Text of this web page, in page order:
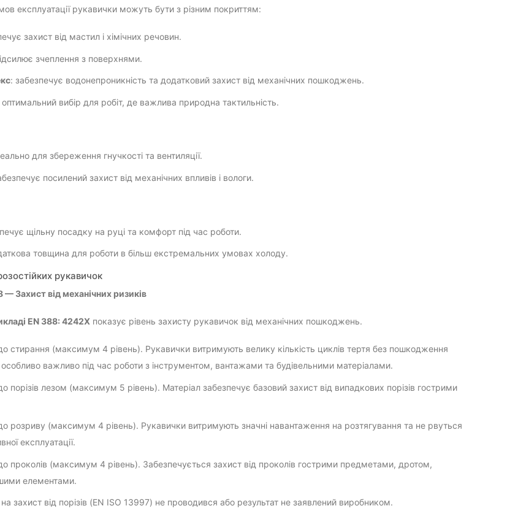
експлуатації рукавички можуть бути з різним покриттям:
захист від мастил і хімічних речовин.
зчеплення з поверхнями.
: забезпечує водонепроникність та додатковий захист від механічних пошкоджень.
вибір для робіт, де важлива природна тактильність.
для збереження гнучкості та вентиляції.
посилений захист від механічних впливів і вологи.
щільну посадку на руці та комфорт під час роботи.
товщина для роботи в більш екстремальних умовах холоду.
рукавичок
— Захист від механічних ризиків
EN 388: 4242X показує рівень захисту рукавичок від механічних пошкоджень.
стирання (максимум 4 рівень). Рукавички витримують велику кількість циклів тертя без пошкодження
важливо під час роботи з інструментом, вантажами та будівельними матеріалами.
порізів лезом (максимум 5 рівень). Матеріал забезпечує базовий захист від випадкових порізів гострими
розриву (максимум 4 рівень). Рукавички витримують значні навантаження на розтягування та не рвуться
експлуатації.
проколів (максимум 4 рівень). Забезпечується захист від проколів гострими предметами, дротом,
елементами.
захист від порізів (EN ISO 13997) не проводився або результат не заявлений виробником.